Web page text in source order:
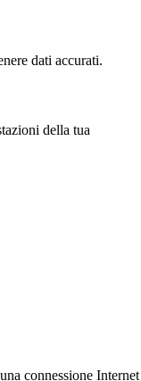
dati accurati.
della tua
connessione Internet